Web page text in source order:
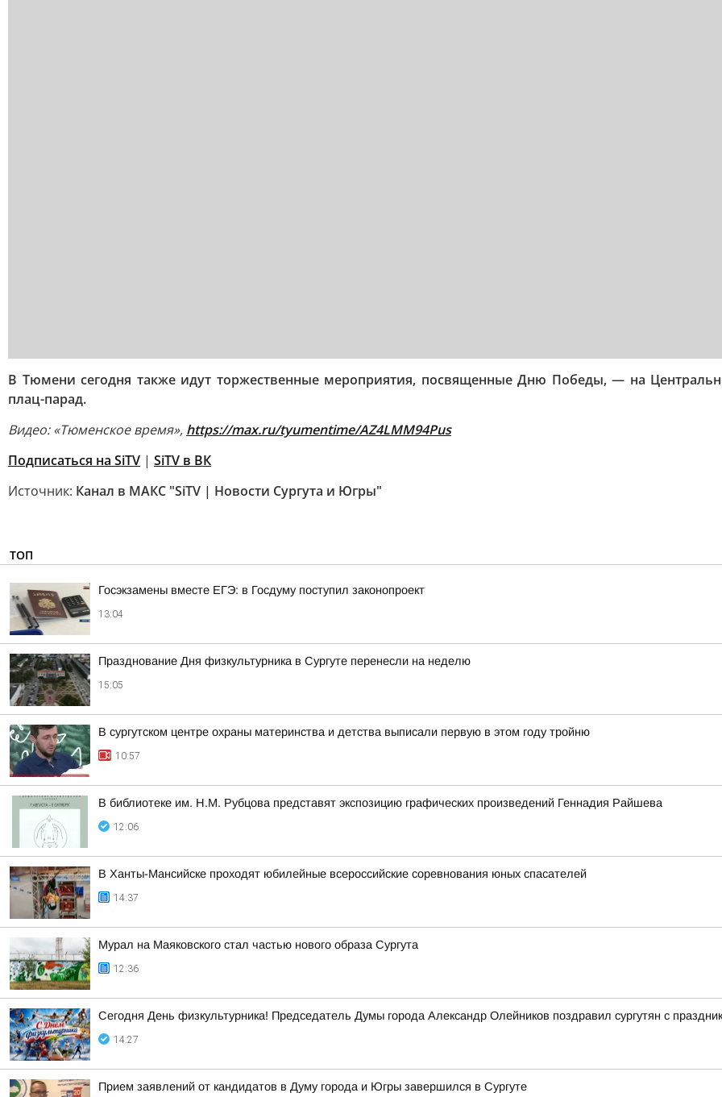
В Тюмени сегодня также идут торжественные мероприятия, посвященные Дню Победы, — на
плац-парад.
Видео: «Тюменское время», https://max.ru/tyumentime/AZ4LMM94Pus
Подписаться на SiTV | SiTV в ВК
Источник: Канал в МАКС "SiTV | Новости Сургута и Югры"
ТОП
Госэкзамены вместе ЕГЭ: в Госдуму поступил законопроект
13:04
Празднование Дня физкультурника в Сургуте перенесли на неделю
15:05
В сургутском центре охраны материнства и детства выписали первую в этом году тройню
10:57
В библиотеке им. Н.М. Рубцова представят экспозицию графических произведений Геннадия Райшева
12:06
В Ханты-Мансийске проходят юбилейные всероссийские соревнования юных спасателей
14:37
Мурал на Маяковского стал частью нового образа Сургута
12:36
Сегодня День физкультурника! Председатель Думы города Александр Олейников поздравил сургутян с
14:27
Прием заявлений от кандидатов в Думу города и Югры завершился в Сургуте